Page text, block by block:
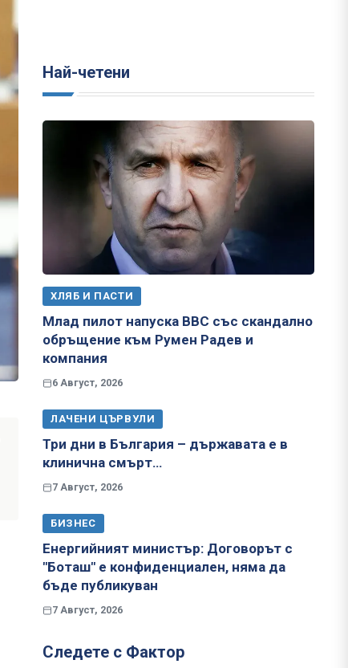
Най-четени
ХЛЯБ И ПАСТИ
Млад пилот напуска ВВС със скандално
обръщение към Румен Радев и
компания
6 Август, 2026
ЛАЧЕНИ ЦЪРВУЛИ
Три дни в България – държавата е в
клинична смърт…
7 Август, 2026
БИЗНЕС
Енергийният министър: Договорът с
"Боташ" е конфиденциален, няма да
бъде публикуван
7 Август, 2026
Следете с Фактор